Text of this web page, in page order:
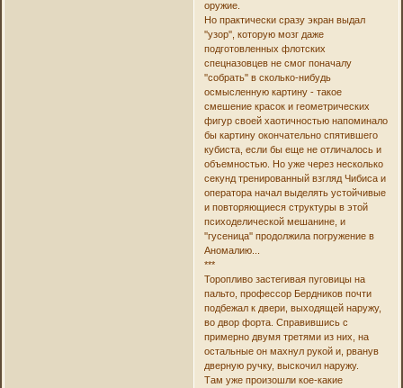
оружие.
Но практически сразу экран выдал
''узор'', которую мозг даже
подготовленных флотских
спецназовцев не смог поначалу
''собрать'' в сколько-нибудь
осмысленную картину - такое
смешение красок и геометрических
фигур своей хаотичностью напоминало
бы картину окончательно спятившего
кубиста, если бы еще не отличалось и
объемностью. Но уже через несколько
секунд тренированный взгляд Чибиса и
оператора начал выделять устойчивые
и повторяющиеся структуры в этой
психоделической мешанине, и
''гусеница'' продолжила погружение в
Аномалию...
***
Торопливо застегивая пуговицы на
пальто, профессор Бердников почти
подбежал к двери, выходящей наружу,
во двор форта. Справившись с
примерно двумя третями из них, на
остальные он махнул рукой и, рванув
дверную ручку, выскочил наружу.
Там уже произошли кое-какие